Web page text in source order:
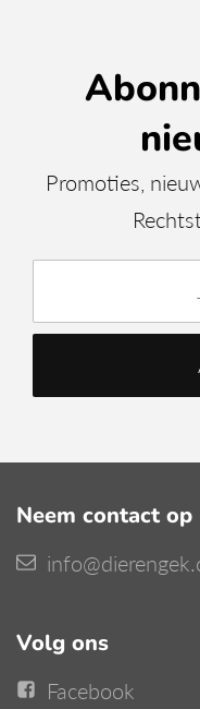
Promoties,
Neem contact op
Volg ons
Facebook